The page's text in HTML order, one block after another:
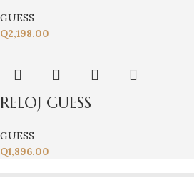
GUESS
Q2,198.00
RELOJ GUESS
GUESS
Q1,896.00